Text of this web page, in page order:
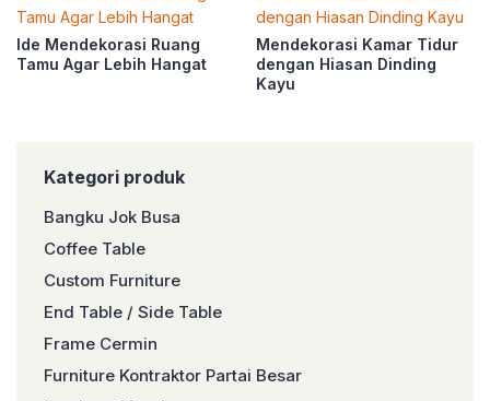
Ide Mendekorasi Ruang
Tamu Agar Lebih Hangat
Mendekorasi Kamar Tidur
dengan Hiasan Dinding
Kayu
Kategori produk
Bangku Jok Busa
Coffee Table
Custom Furniture
End Table / Side Table
Frame Cermin
Furniture Kontraktor Partai Besar